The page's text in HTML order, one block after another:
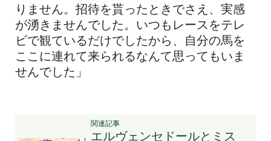
りません。招待を貰ったときでさえ、実感
が湧きませんでした。いつもレースをテレ
ビで観ているだけでしたから、自分の馬を
ここに連れて来られるなんて思ってもいま
せんでした」
関連記事
エルヴェンセドールとミス